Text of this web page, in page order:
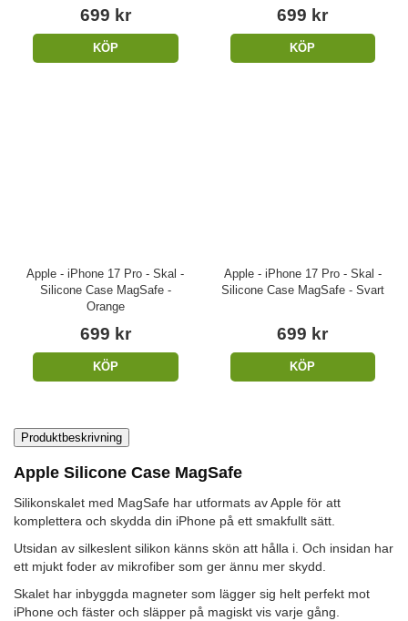
699 kr
KÖP
699 kr
KÖP
Apple - iPhone 17 Pro - Skal -
Silicone Case MagSafe -
Orange
699 kr
KÖP
Apple - iPhone 17 Pro - Skal -
Silicone Case MagSafe - Svart
699 kr
KÖP
Produktbeskrivning
Apple Silicone Case MagSafe
Silikonskalet med MagSafe har utformats av Apple för att
komplettera och skydda din iPhone på ett smakfullt sätt.
Utsidan av silkeslent silikon känns skön att hålla i. Och insidan har
ett mjukt foder av mikrofiber som ger ännu mer skydd.
Skalet har inbyggda magneter som lägger sig helt perfekt mot
iPhone och fäster och släpper på magiskt vis varje gång.